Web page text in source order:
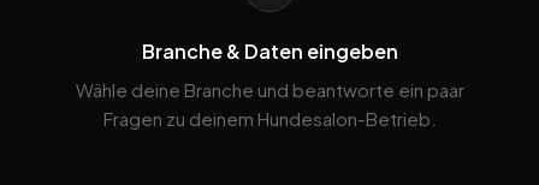
Branche & Daten eingeben
Wähle deine Branche und beantworte ein paar
Fragen zu deinem Hundesalon-Betrieb.